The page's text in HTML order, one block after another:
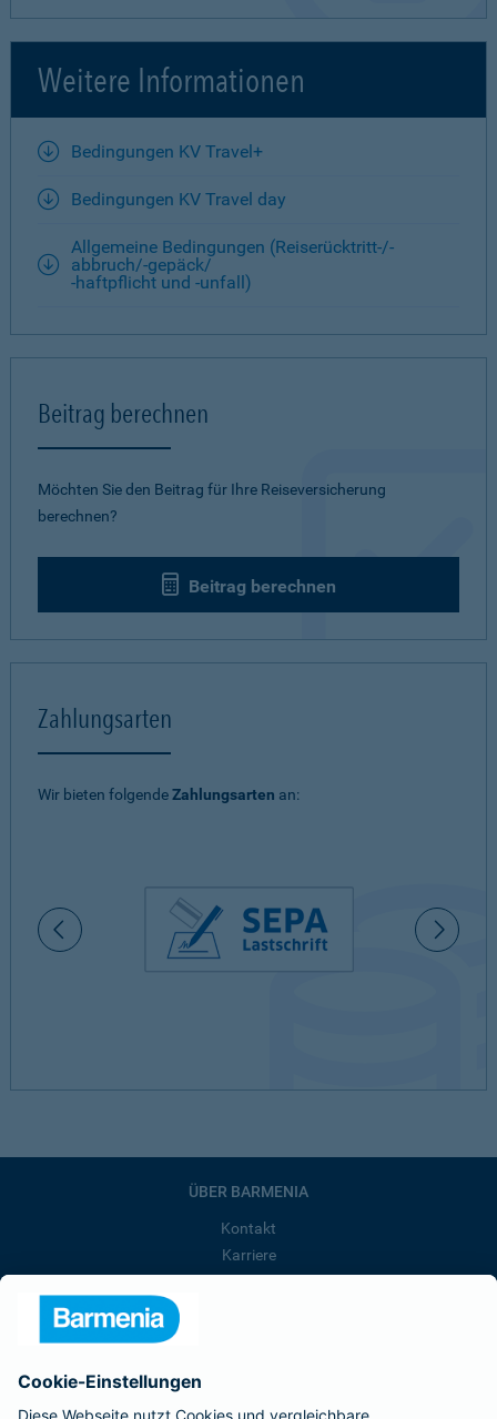
Weitere Informationen
Bedingungen KV Travel+
Bedingungen KV Travel day
Allgemeine Bedingungen (Reiserücktritt-/-
abbruch/-gepäck/
-haftpflicht und -unfall)
Beitrag berechnen
Möchten Sie den Beitrag für Ihre Reiseversicherung
berechnen?
Beitrag berechnen
Zahlungsarten
Wir bieten folgendeZahlungsarten an:
ÜBER BARMENIA
Kontakt
Karriere
Presse
Barmenia ist Teil der BarmeniaGothaer